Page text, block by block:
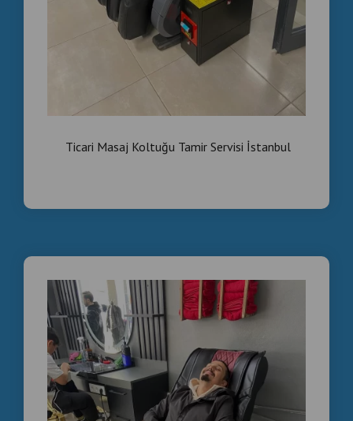
Satışını yaptığımız cihazlar:
✔ Detaylı bakımdan geçirilir
✔ Test edilerek teslim edilir
✔ Profesyonel temizliği yapılır
✔ Ticari kullanıma hazır hale getirilir
👉 İşletmelere uzun vadeli kullanım avantajı sağlar.
🌍 TÜRKİYE GENELİ &
📦 Türkiye geneli gönderim
✈️ Avrupa & Orta Doğu ihracat desteği
🤝 Toptan satış ve işletme çözümleri
🎯 KİMLER İÇİN UYGUN?
AVM’ler
Dinlenme alanları
Ticari Masaj Koltuğu Tamir Servisi İstanbul